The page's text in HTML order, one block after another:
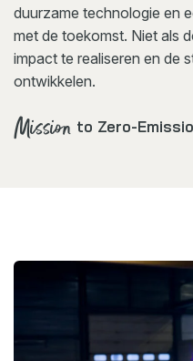
duurzame technologie en
met de toekomst. Niet als
impact te realiseren en de
ontwikkelen.
Mission to Zero-